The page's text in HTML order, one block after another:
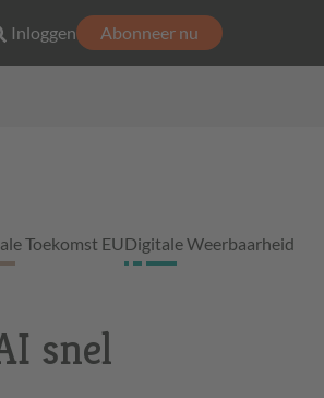
Inloggen Abonneer nu
Toekomst EUDigitale Weerbaarheid
snel